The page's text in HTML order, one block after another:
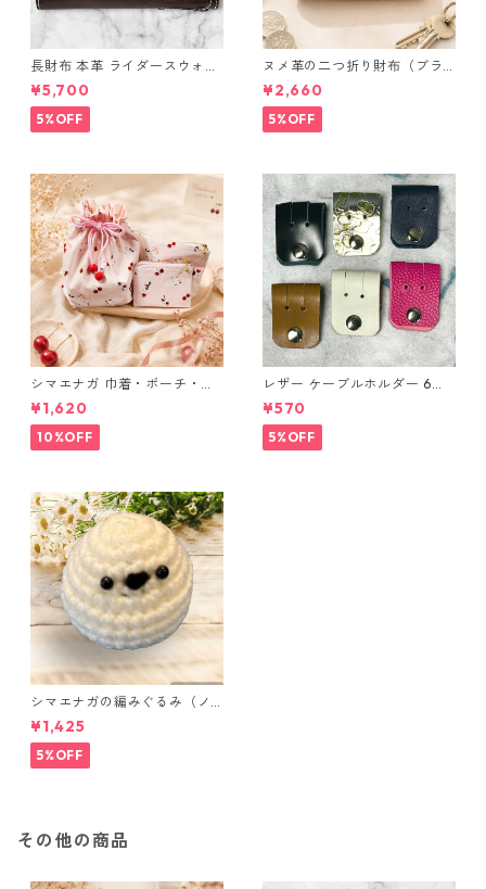
長財布 本革 ライダースウォレ
ット 国産 ヌメ革 ブラウン バ
ングラデシュ l175 レザー 革財
布 ハンドメイド 経年変化
¥5,700
5%OFF
ヌメ革の二つ折り財布（ブラ
ウン系）
¥2,660
5%OFF
シマエナガ 巾着・ポーチ・ミ
ニポーチ(カード収納にも) ３
点セット さくらんぼ柄×淡いピ
ンク
¥1,620
10%OFF
レザー ケーブルホルダー 6個
セット
¥570
5%OFF
シマエナガの編みぐるみ（ノ
ーマル）
¥1,425
5%OFF
その他の商品